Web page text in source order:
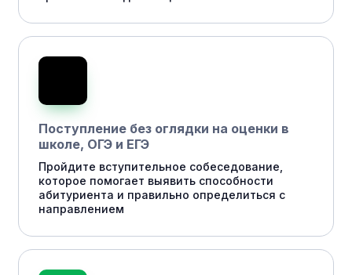
Поступление без оглядки на оценки в
школе, ОГЭ и ЕГЭ
Пройдите вступительное собеседование,
которое помогает выявить способности
абитуриента и правильно определиться с
направлением